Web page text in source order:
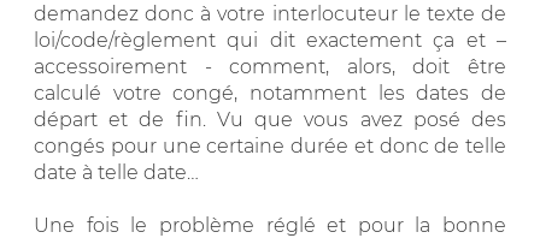
demandez donc à votre interlocuteur le texte de
loi/code/règlement qui dit exactement ça et –
accessoirement - comment, alors, doit être
calculé votre congé, notamment les dates de
départ et de fin. Vu que vous avez posé des
congés pour une certaine durée et donc de telle
date à telle date…
Une fois le problème réglé et pour la bonne